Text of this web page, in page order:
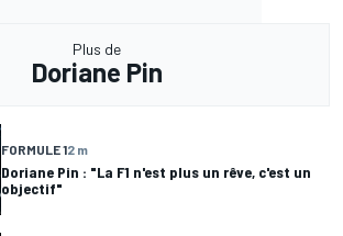
Plus de
Doriane Pin
FORMULE 12 m
Doriane Pin : "La F1 n'est plus un rêve, c'est un
objectif"